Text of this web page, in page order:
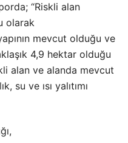
“Riskli alan
olarak
mevcut olduğu ve
4,9 hektar olduğu
alan ve alanda mevcut
su ve ısı yalıtımı